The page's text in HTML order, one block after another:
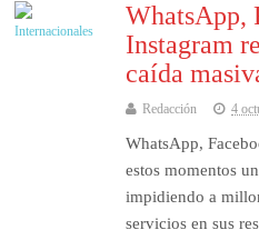
WhatsApp,
Instagram
caída
Redacción 4
WhatsApp,
estos momentos
impidiendo a
servicios en sus